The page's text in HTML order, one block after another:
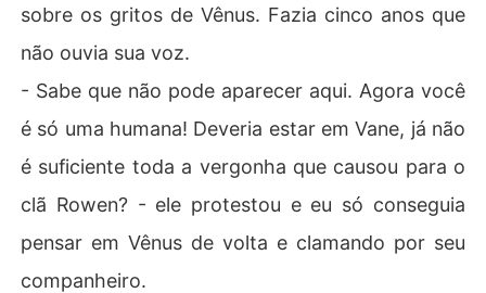
sobre os gritos de Vênus. Fazia cinco anos que
não ouvia sua voz.
- Sabe que não pode aparecer aqui. Agora você
é só uma humana! Deveria estar em Vane, já não
é suficiente toda a vergonha que causou para o
clã Rowen? - ele protestou e eu só conseguia
pensar em Vênus de volta e clamando por seu
companheiro.